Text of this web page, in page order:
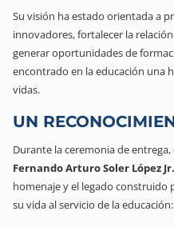
Su visión ha estado orientada a
innovadores, fortalecer la
generar oportunidades de
encontrado en la educación una
vidas.
UN
Durante la ceremonia de
Fernando Arturo Soler López Jr.
homenaje y el legado construido
su vida al servicio de la educación: